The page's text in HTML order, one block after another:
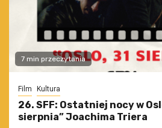
7 min przeczytania
Film Kultura
26. SFF: Ostatniej nocy w
sierpnia” Joachima Triera